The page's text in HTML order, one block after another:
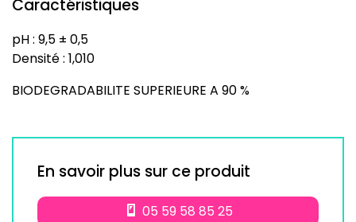
Caractéristiques
pH : 9,5 ± 0,5
Densité : 1,010
BIODEGRADABILITE SUPERIEURE A 90 %
En savoir plus sur ce produit
05 59 58 85 25